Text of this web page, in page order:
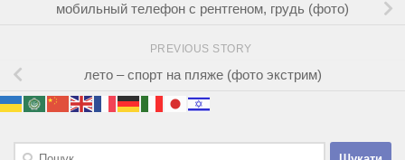
мобильный телефон с рентгеном, грудь (фото)
PREVIOUS STORY
лето – спорт на пляже (фото экстрим)
Пошук: